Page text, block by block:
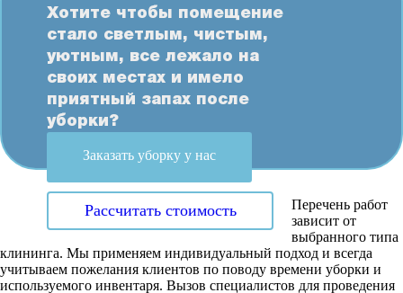
Хотите чтобы помещение
стало светлым, чистым,
уютным, все лежало на
своих местах и имело
приятный запах после
уборки?
Заказать уборку у нас
Рассчитать стоимость
Перечень работ
зависит от
выбранного типа
клининга. Мы применяем индивидуальный подход и всегда
учитываем пожелания клиентов по поводу времени уборки и
используемого инвентаря. Вызов специалистов для проведения